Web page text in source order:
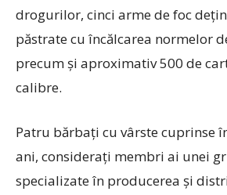
drogurilor, cinci arme de foc
păstrate cu încălcarea normelor
precum și aproximativ 500 de
calibre.
Patru bărbați cu vârste cuprinse
ani, considerați membri ai unei
specializate în producerea și